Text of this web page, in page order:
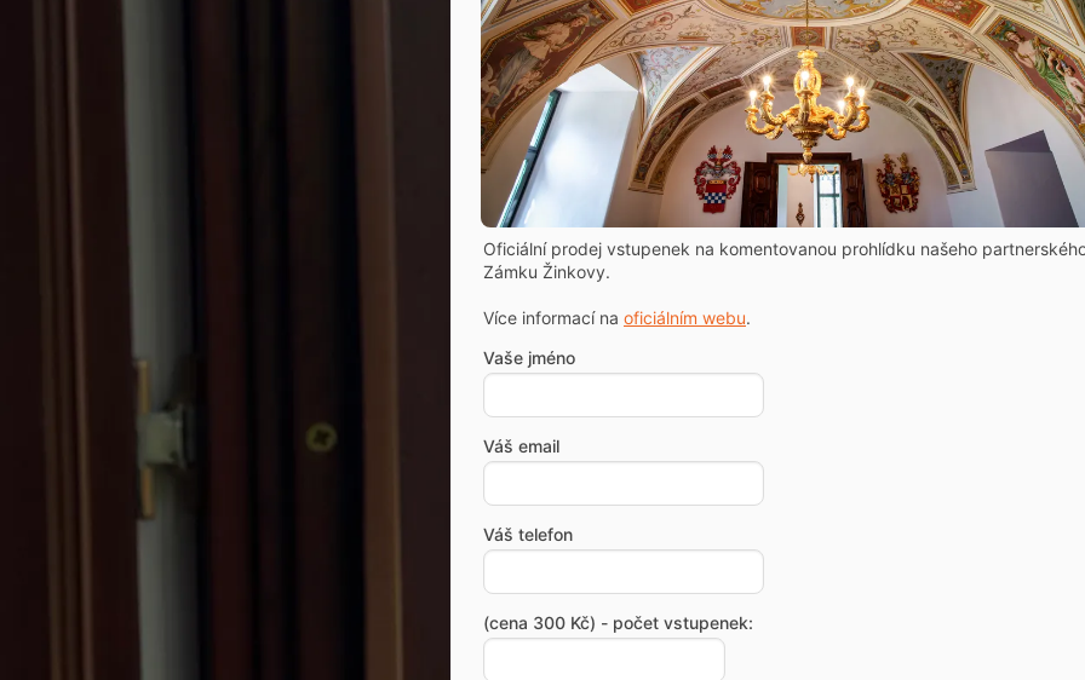
Oficiální prodej vstupenek na komentovanou prohlídku našeho
Zámku Žinkovy.
Více informací na oficiálním webu.
Vaše jméno
Váš email
Váš telefon
(cena 300 Kč) - počet vstupenek: